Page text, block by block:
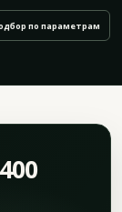
по параметрам